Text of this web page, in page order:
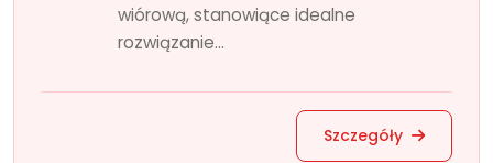
wiórową, stanowiące idealne
rozwiązanie...
Szczegóły